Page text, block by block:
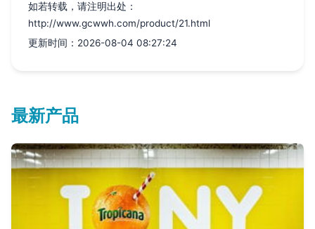
如若转载，请注明出处：
http://www.gcwwh.com/product/21.html
更新时间：2026-08-04 08:27:24
最新产品